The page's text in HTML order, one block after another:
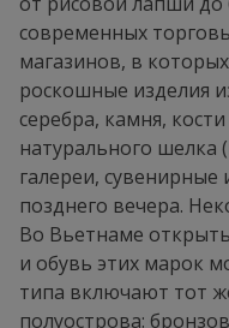
современных
магазинов, в
роскошные изделия
серебра, камня,
натурального шелка
галереи,
позднего вечера.
Во Вьетнаме
и обувь этих марок
типа включают тот
полуострова: